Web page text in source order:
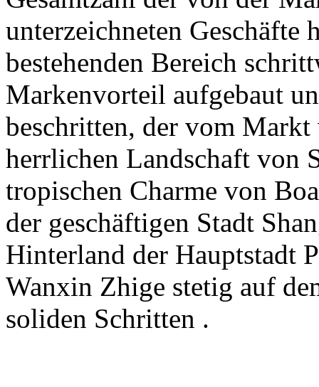
unterzeichneten Geschäfte
bestehenden Bereich
Markenvorteil aufgebaut
beschritten, der vom
herrlichen Landschaft von
tropischen Charme von
der geschäftigen Stadt
Hinterland der Hauptstadt
Wanxin Zhige stetig auf
soliden Schritten .